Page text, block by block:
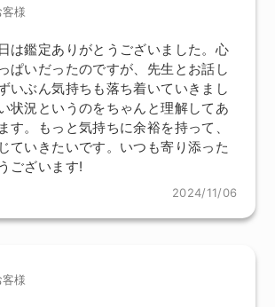
様
は鑑定ありがとうございました。心
ぱいだったのですが、先生とお話し
いぶん気持ちも落ち着いていきまし
状況というのをちゃんと理解してあ
す。もっと気持ちに余裕を持って、
ていきたいです。いつも寄り添った
ございます!
2024/11/06
様